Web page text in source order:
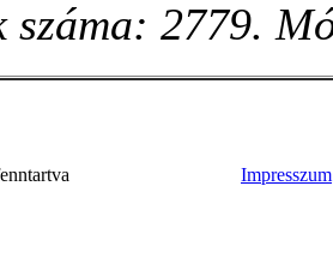
száma: 2779.
Impresszum